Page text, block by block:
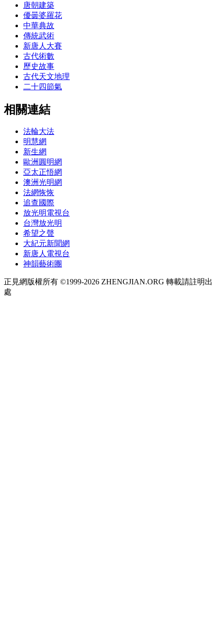
唐朝建築
優曇婆羅花
中華典故
傳統武術
新唐人大賽
古代術數
歷史故事
古代天文地理
二十四節氣
相關連結
法輪大法
明慧網
新生網
歐洲圓明網
亞太正悟網
澳洲光明網
法網恢恢
追查國際
放光明電視台
台灣放光明
希望之聲
大紀元新聞網
新唐人電視台
神韻藝術團
正見網版權所有 ©1999-2026 ZHENGJIAN.ORG 轉載請註明出
處